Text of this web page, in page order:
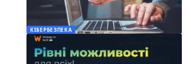
КІБЕРБЕЗПЕКА